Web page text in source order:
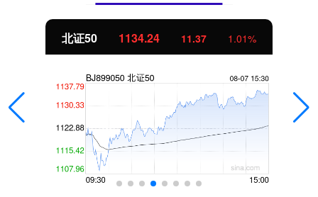
北证50 1134.24 11.37 1.01%